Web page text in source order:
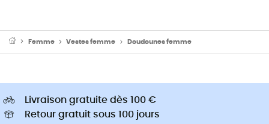
Femme Vestes femme Doudounes femme
Livraison gratuite dès 100 €
Retour gratuit sous 100 jours